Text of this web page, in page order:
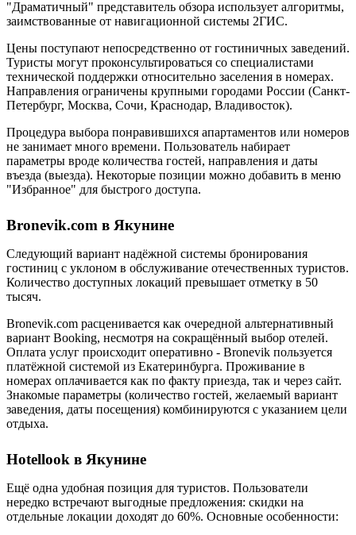
"Драматичный" представитель обзора использует алгоритмы,
заимствованные от навигационной системы 2ГИС.
Цены поступают непосредственно от гостиничных заведений.
Туристы могут проконсультироваться со специалистами
технической поддержки относительно заселения в номерах.
Направления ограничены крупными городами России (Санкт-
Петербург, Москва, Сочи, Краснодар, Владивосток).
Процедура выбора понравившихся апартаментов или номеров
не занимает много времени. Пользователь набирает
параметры вроде количества гостей, направления и даты
въезда (выезда). Некоторые позиции можно добавить в меню
"Избранное" для быстрого доступа.
Bronevik.com в Якунине
Следующий вариант надёжной системы бронирования
гостиниц с уклоном в обслуживание отечественных туристов.
Количество доступных локаций превышает отметку в 50
тысяч.
Bronevik.com расценивается как очередной альтернативный
вариант Booking, несмотря на сокращённый выбор отелей.
Оплата услуг происходит оперативно - Bronevik пользуется
платёжной системой из Екатеринбурга. Проживание в
номерах оплачивается как по факту приезда, так и через сайт.
Знакомые параметры (количество гостей, желаемый вариант
заведения, даты посещения) комбинируются с указанием цели
отдыха.
Hotellook в Якунине
Ещё одна удобная позиция для туристов. Пользователи
нередко встречают выгодные предложения: скидки на
отдельные локации доходят до 60%. Основные особенности: